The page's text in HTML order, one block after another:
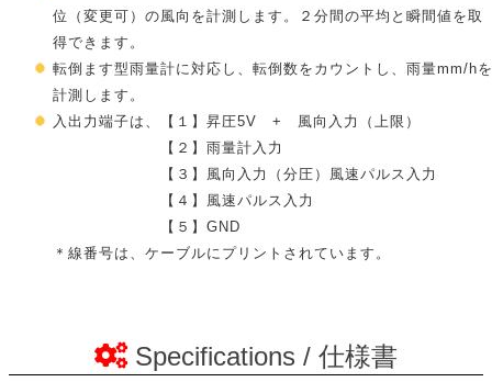
位（変更可）の風向を計測します。２分間の平均と瞬間値を取
得できます。
転倒ます型雨量計に対応し、転倒数をカウントし、雨量mm/hを
計測します。
入出力端子は、【１】昇圧5V + 風向入力（上限）
【２】雨量計入力
【３】風向入力（分圧）風速パルス入力
【４】風速パルス入力
【５】GND
＊線番号は、ケーブルにプリントされています。
Specifications / 仕様書